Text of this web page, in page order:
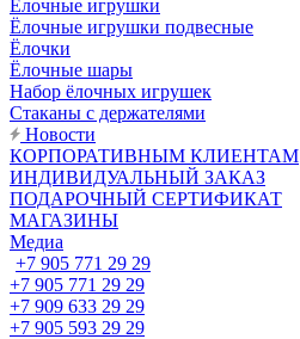
Елочные игрушки
Ёлочные игрушки подвесные
Ёлочки
Ёлочные шары
Набор ёлочных игрушек
Стаканы с держателями
Новости
КОРПОРАТИВНЫМ КЛИЕНТАМ
ИНДИВИДУАЛЬНЫЙ ЗАКАЗ
ПОДАРОЧНЫЙ СЕРТИФИКАТ
МАГАЗИНЫ
Медиа
+7 905 771 29 29
+7 905 771 29 29
+7 909 633 29 29
+7 905 593 29 29